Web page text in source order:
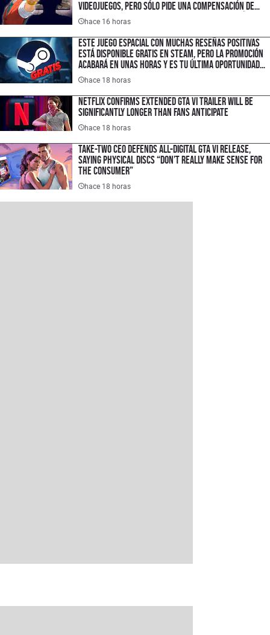
videojuegos, pero sólo pide una compensación de
$1.50 USD porque quiere hacer un cambio histórico
en la industria
hace 16 horas
Este juego espacial con muchas reseñas positivas
está disponible gratis en Steam, pero la promoción
acabará en unas horas y es tu última oportunidad
para ahorrar $300 pesos
hace 18 horas
Netflix Confirms Extended GTA VI Trailer Will Be
Significantly Longer Than Fans Anticipate
hace 18 horas
Take-Two CEO Defends All-Digital GTA VI Release,
Saying Physical Discs “Don’t Really Make Sense for
the Consumer”
hace 18 horas